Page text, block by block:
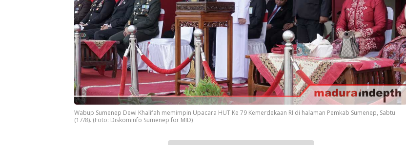
Wabup Sumenep Dewi Khalifah memimpin Upacara HUT Ke 79 Kemerdekaan RI di halaman Pemkab Sumenep, Sabtu
(17/8). (Foto: Diskominfo Sumenep for MID)